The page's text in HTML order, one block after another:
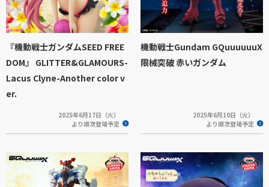
『機動戦士ガンダムSEED FREE
DOM』 GLITTER&GLAMOURS-
Lacus Clyne-Another color v
er.
2025年6月17日（火）
より順次登場予定
機動戦士Gundam GQuuuuuuX
限械突破 赤いガンダム
2025年6月10日（火）
より順次登場予定